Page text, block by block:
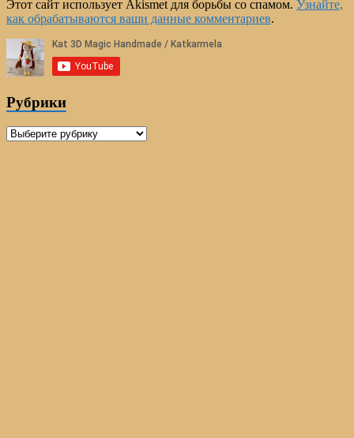
Этот сайт использует Akismet для борьбы со спамом. Узнайте,
как обрабатываются ваши данные комментариев.
Рубрики
Рубрики